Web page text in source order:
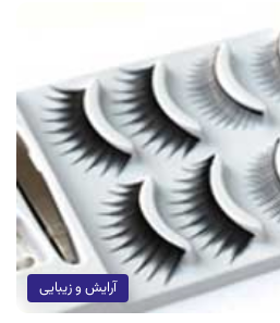
آرایش و زیبایی